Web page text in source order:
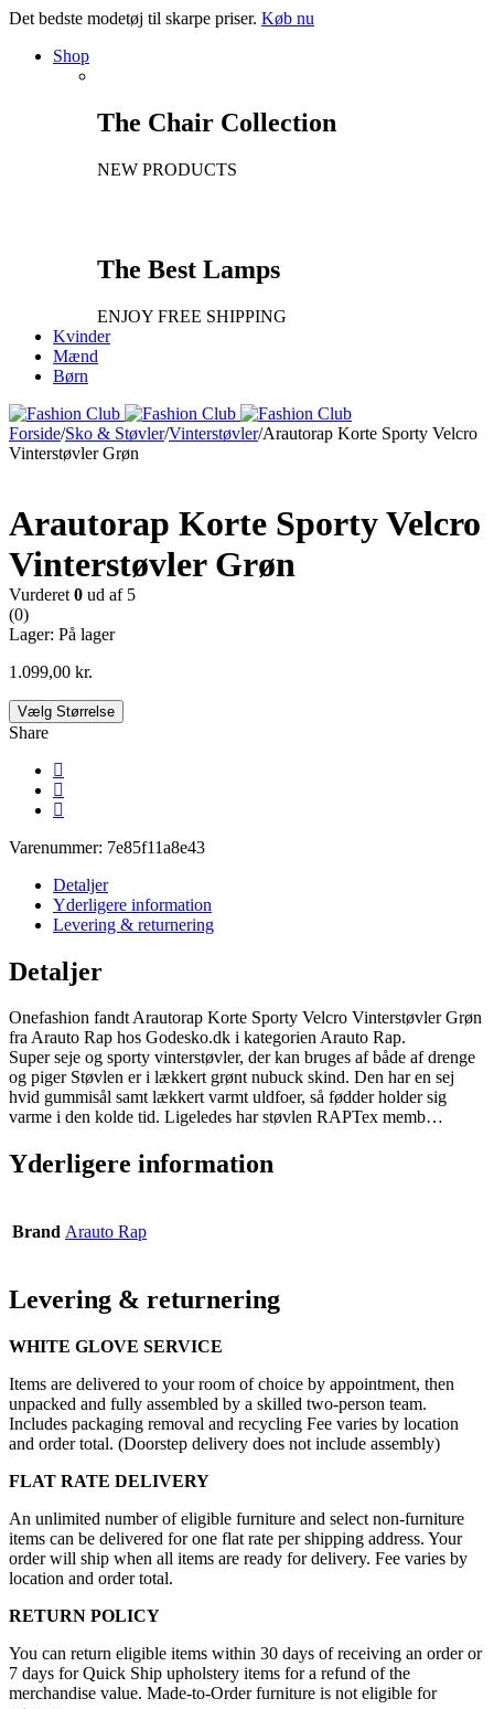
Det bedste modetøj til skarpe priser. Køb nu
Shop
The Chair Collection
NEW PRODUCTS
The Best Lamps
ENJOY FREE SHIPPING
Kvinder
Mænd
Børn
Forside/Sko & Støvler/Vinterstøvler/Arautorap Korte Sporty Velcro
Vinterstøvler Grøn
Arautorap Korte Sporty Velcro
Vinterstøvler Grøn
Vurderet 0 ud af 5
(0)
Lager: På lager
1.099,00 kr.
Vælg Størrelse
Share
Varenummer: 7e85f11a8e43
Detaljer
Yderligere information
Levering & returnering
Detaljer
Onefashion fandt Arautorap Korte Sporty Velcro Vinterstøvler Grøn
fra Arauto Rap hos Godesko.dk i kategorien Arauto Rap.
Super seje og sporty vinterstøvler, der kan bruges af både af drenge
og piger Støvlen er i lækkert grønt nubuck skind. Den har en sej
hvid gummisål samt lækkert varmt uldfoer, så fødder holder sig
varme i den kolde tid. Ligeledes har støvlen RAPTex memb…
Yderligere information
Brand Arauto Rap
Levering & returnering
WHITE GLOVE SERVICE
Items are delivered to your room of choice by appointment, then
unpacked and fully assembled by a skilled two-person team.
Includes packaging removal and recycling Fee varies by location
and order total. (Doorstep delivery does not include assembly)
FLAT RATE DELIVERY
An unlimited number of eligible furniture and select non-furniture
items can be delivered for one flat rate per shipping address. Your
order will ship when all items are ready for delivery. Fee varies by
location and order total.
RETURN POLICY
You can return eligible items within 30 days of receiving an order or
7 days for Quick Ship upholstery items for a refund of the
merchandise value. Made-to-Order furniture is not eligible for